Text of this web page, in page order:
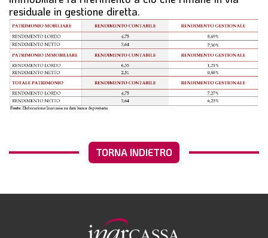
residuale in gestione diretta.
TORNA INDIETRO